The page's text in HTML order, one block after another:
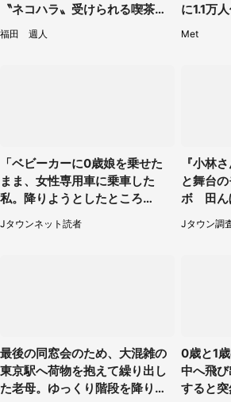
〝ネコハラ〟受けられる喫茶店
に5.3万人驚がく
福田 週人
に1.1万
い」
Met
「ベビーカーに0歳娘を乗せた
まま、女性専用車に乗車した
私。降りようとしたところ
で...」（大阪府・30代女性）
Jタウンネット読者
『小林
と舞台
ボ 田ん
せて企
Jタウン調
最後の同窓会のため、大混雑の
東京駅へ荷物を抱えて繰り出し
た老母。ゆっくり階段を降りて
0歳と1
中へ飛び
すると